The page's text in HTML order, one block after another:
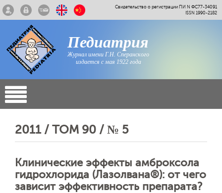
Свидетельство о регистрации ПИ N ФС77-34091
ISSN 1990-2182
Педиатрия
Журнал имени Г.Н. Сперанского
издается с мая 1922 года
2011 / ТОМ 90 / № 5
Клинические эффекты амброксола
гидрохлорида (Лазолвана®): от чего
зависит эффективность препарата?